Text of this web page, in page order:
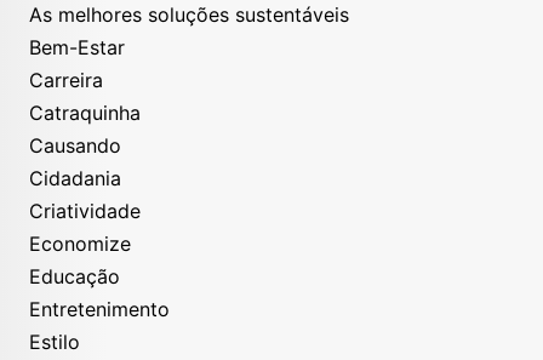
As melhores soluções sustentáveis
Bem-Estar
Carreira
Catraquinha
Causando
Cidadania
Criatividade
Economize
Educação
Entretenimento
Estilo